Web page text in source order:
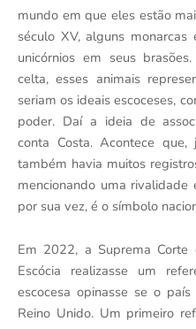
mundo em que eles estão
século XV, alguns monarcas
unicórnios em seus
celta, esses animais
seriam os ideais escoceses,
poder. Daí a ideia de
conta Costa. Acontece
também havia muitos
mencionando uma
por sua vez, é o símbolo
Em 2022, a Suprema
Escócia realizasse um
escocesa opinasse se o
Reino Unido. Um primeiro